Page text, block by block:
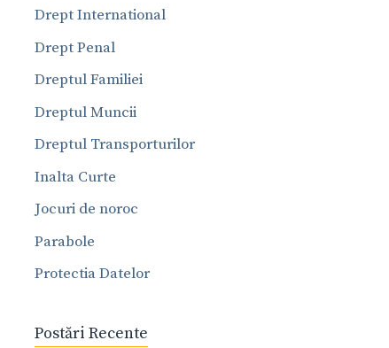
Drept International
Drept Penal
Dreptul Familiei
Dreptul Muncii
Dreptul Transporturilor
Inalta Curte
Jocuri de noroc
Parabole
Protectia Datelor
Postări Recente